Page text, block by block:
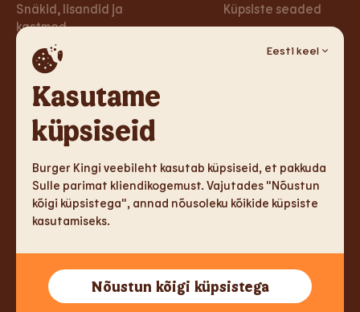
Kasutame
küpsiseid
Eesti keel
Burger Kingi veebileht kasutab küpsiseid, et pakkuda
Sulle parimat kliendikogemust. Vajutades "Nõustun
kõigi küpsistega", annad nõusoleku kõikide küpsiste
kasutamiseks.
Nõustun kõigi küpsistega
Snäkid, lisandid ja
kastmed
Taimsed burgerid ja
wrapid
Magustoidud
Küpsiste seaded
Ligipääsetavus
Tule tööle
Tule tööle
Facebook
Instagram
TM & Copyright 2026 Burger King Corporation. Kõik õigused
kaitstud.